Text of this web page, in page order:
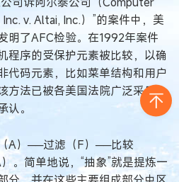
v. Altai, Inc.）”的案件中，美
明了AFC检验。在1992年案件
程序的受保护元素被比较，以确
代码元素，比如菜单结构和用户
方法已被各美国法院广泛采用，
。
A）──过滤（F）──比较
。简单地说，“抽象”就是提炼一